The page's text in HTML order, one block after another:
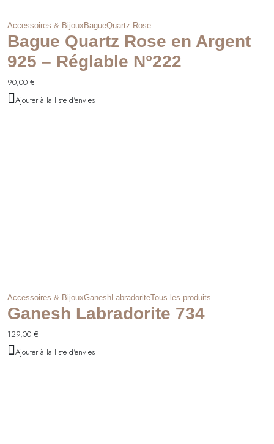
Accessoires & BijouxBagueQuartz Rose
Bague Quartz Rose en Argent
925 – Réglable N°222
90,00 €
Ajouter à la liste d'envies
Accessoires & BijouxGaneshLabradoriteTous les produits
Ganesh Labradorite 734
129,00 €
Ajouter à la liste d'envies